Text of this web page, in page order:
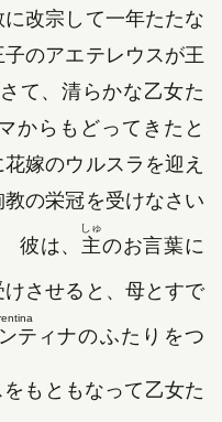
改宗して一年たたな
のアエテレウスが王
て、清らかな乙女た
からもどってきたと
嫁のウルスラを迎え
の栄冠を受けなさい
彼は、 主
しゅ
のお言葉に
させると、母とすで
ティナのふたりをつ
をもともなって乙女た